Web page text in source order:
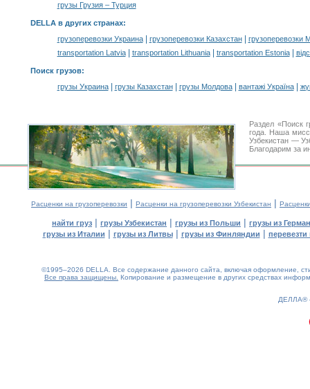
грузы Грузия – Турция
DELLA в других странах:
грузоперевозки Украина| грузоперевозки Казахстан|
грузоперевозки
transportation Latvia| transportation Lithuania| transportation Estonia|
Поиск грузов:
грузы Украина| грузы Казахстан| грузы Молдова| вантажі Україна|
Раздел «Поиск
года. Наша
Узбекистан —
Благодарим за
Расценки на грузоперевозки | Расценки на грузоперевозки Узбекистан |
найти груз | грузы Узбекистан | грузы из Польши | грузы из
грузы из Италии | грузы из Литвы| грузы из Финляндии | перевезти
©1995–2026 DELLA. Все содержание данного сайта, включая оформление,
Все права защищены. Копирование и размещение в других средствах